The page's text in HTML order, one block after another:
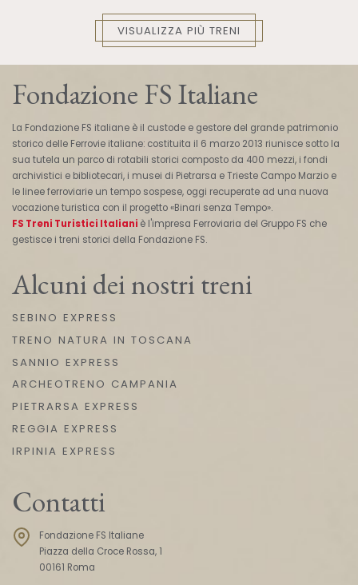
VISUALIZZA PIÙ TRENI
Fondazione FS Italiane
La Fondazione FS italiane è il custode e gestore del grande patrimonio
storico delle Ferrovie italiane: costituita il 6 marzo 2013 riunisce sotto la
sua tutela un parco di rotabili storici composto da 400 mezzi, i fondi
archivistici e bibliotecari, i musei di Pietrarsa e Trieste Campo Marzio e
le linee ferroviarie un tempo sospese, oggi recuperate ad una nuova
vocazione turistica con il progetto «Binari senza Tempo».
FS Treni Turistici Italiani è l'impresa Ferroviaria del Gruppo FS che
gestisce i treni storici della Fondazione FS.
Alcuni dei nostri treni
SEBINO EXPRESS
TRENO NATURA IN TOSCANA
SANNIO EXPRESS
ARCHEOTRENO CAMPANIA
PIETRARSA EXPRESS
REGGIA EXPRESS
IRPINIA EXPRESS
Contatti
Fondazione FS Italiane
Piazza della Croce Rossa, 1
00161 Roma